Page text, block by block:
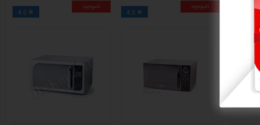
ناموجود

ناموجود

4.5